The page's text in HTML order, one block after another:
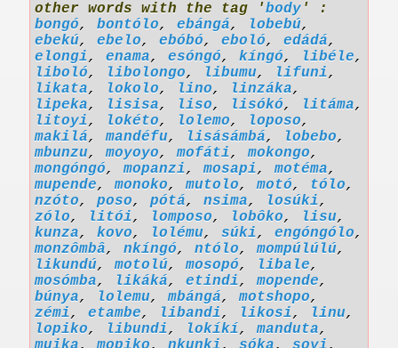
other words with the tag 'body ' :
bongó, bontólo, ebángá, lobebú,
ebekú, ebelo, ebóbó, eboló, edádá,
elongi, enama, esóngó, kíngó, libéle,
liboló, libolongo, libumu, lifuni,
likata, lokolo, lino, linzáka,
lipeka, lisisa, liso, lisókó, litáma,
litoyi, lokéto, lolemo, loposo,
makilá,mandéfu, lisásámbá, lobebo,
mbunzu,moyoyo,mofáti,mokongo,
mongóngó,mopanzi,mosapi,motéma,
mupende,monoko,mutolo,motó, tólo,
nzóto, poso, pótá, nsima, losúki,
zólo, litói, lomposo, lobôko, lisu,
kunza, kovo, lolému, súki, engóngólo,
monzômbâ, nkíngó, ntólo,mompúlúlú,
likundú,motolú,mosopó, libale,
mosómba, likáká, etindi,mopende,
búnya, lolemu,mbángá,motshopo,
zémi, etambe, libandi, likosi, linu,
lopiko, libundi, lokíkí,manduta,